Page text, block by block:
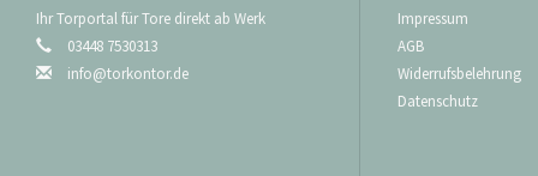
Ihr Torportal für Tore direkt ab Werk
03448 7530313
info@torkontor.de
Impressum
AGB
Widerrufsbelehrung
Datenschutz